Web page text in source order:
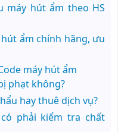
máy hút ẩm theo HS
ẩm chính hãng, ưu
máy hút ẩm
phạt không?
hay thuê dịch vụ?
phải kiểm tra chất